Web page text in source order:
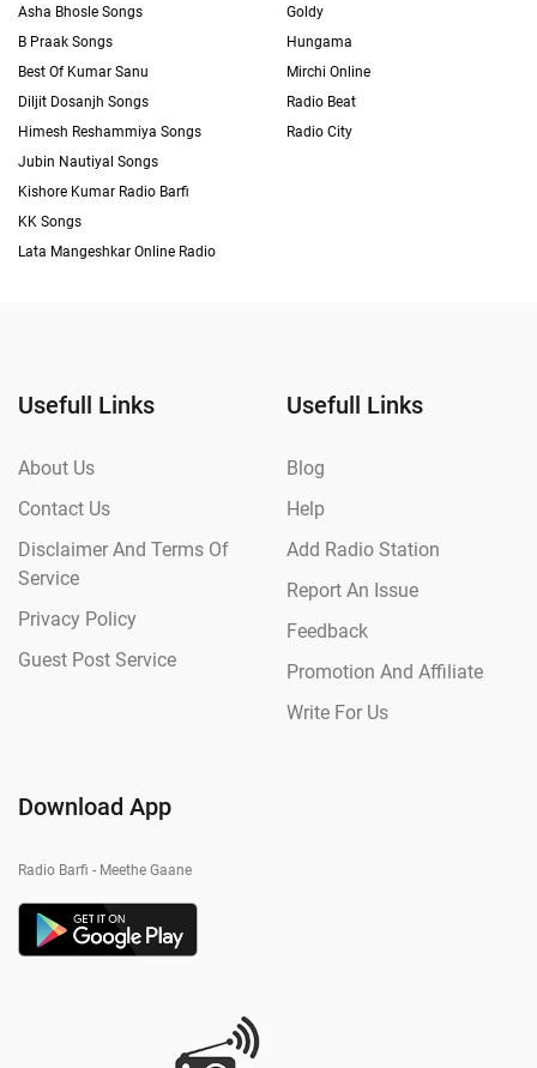
Asha Bhosle Songs
B Praak Songs
Best Of Kumar Sanu
Diljit Dosanjh Songs
Himesh Reshammiya Songs
Jubin Nautiyal Songs
Kishore Kumar Radio Barfi
KK Songs
Lata Mangeshkar Online Radio
Goldy
Hungama
Mirchi Online
Radio Beat
Radio City
Usefull Links
About Us
Contact Us
Disclaimer And Terms Of
Service
Privacy Policy
Guest Post Service
Usefull Links
Blog
Help
Add Radio Station
Report An Issue
Feedback
Promotion And Affiliate
Write For Us
Download App
Radio Barfi - Meethe Gaane